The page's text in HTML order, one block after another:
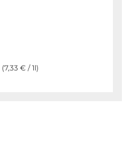
(7,33 € / 1l)